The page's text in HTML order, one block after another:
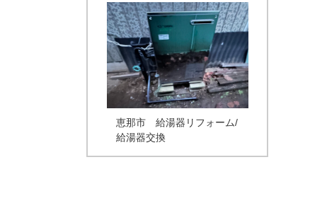
恵那市 給湯器リフォーム/
給湯器交換